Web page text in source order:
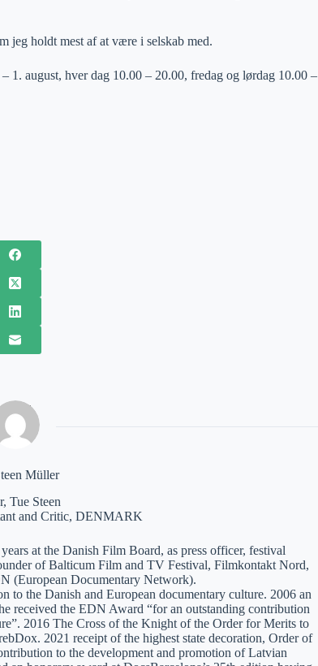
jeg holdt mest af at være i selskab med.
1. august, hver dag 10.00 – 20.00, fredag og lørdag 10.00 –
Müller
Tue Steen
and Critic, DENMARK
at the Danish Film Board, as press officer, festival
of Balticum Film and TV Festival, Filmkontakt Nord,
(European Documentary Network).
to the Danish and European documentary culture. 2006 an
received the EDN Award “for an outstanding contribution
2016 The Cross of the Knight of the Order for Merits to
2021 receipt of the highest state decoration, Order of
to the development and promotion of Latvian